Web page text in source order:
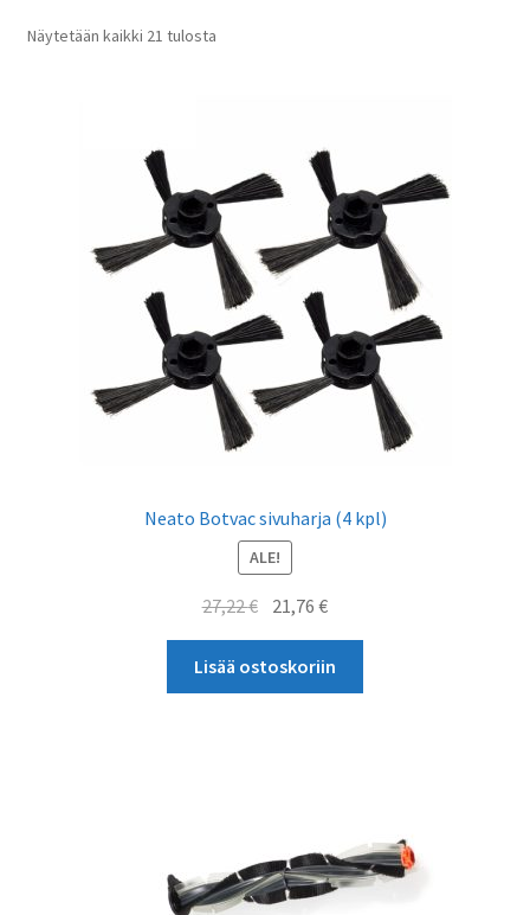
Näytetään kaikki 21 tulostaSorted
Neato Botvac sivuharja (4 kpl)
ALE!
27,22€ Alkuperäinen
hinta
oli:
27,22 €.
21,76€Nykyinen
hinta
on:
21,76 €.
Lisää ostoskoriin